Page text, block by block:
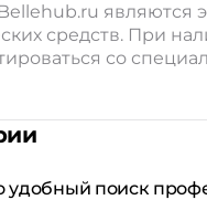
средств. При
со
удобный поиск